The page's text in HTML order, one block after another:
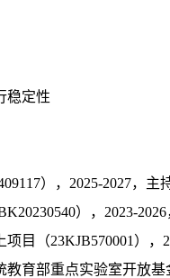
稳定性
），2025-2027，主
），2023-2026
目（23KJB570001），
育部重点实验室开放基